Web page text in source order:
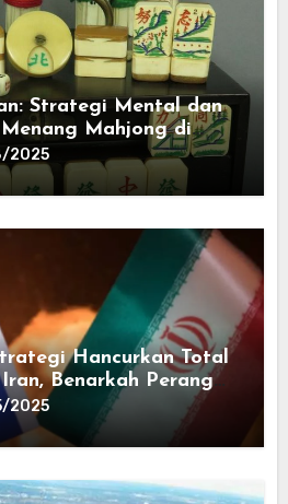
Strategi Mental dan
Mahjong di
2025
Hancurkan Total
Benarkah Perang
2025